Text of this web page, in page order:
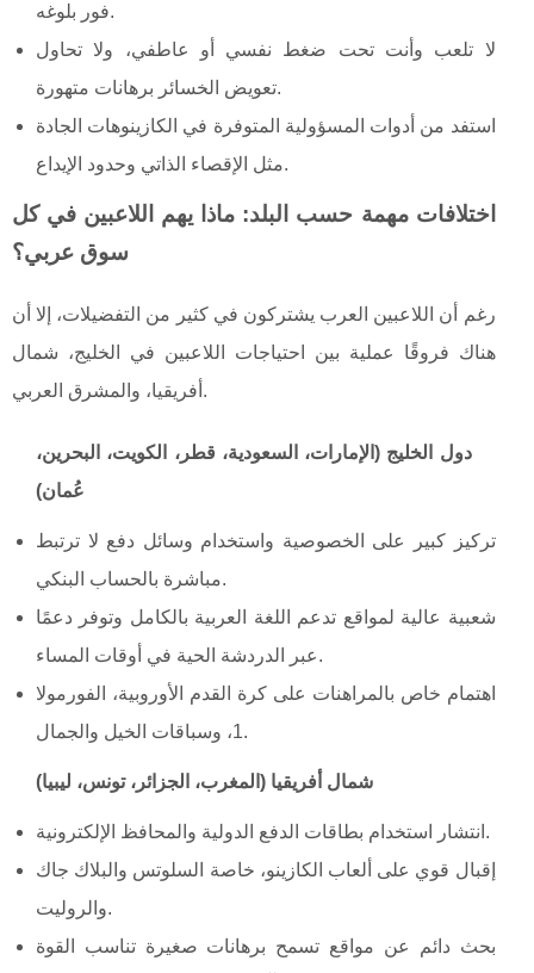
فور بلوغه.
لا تلعب وأنت تحت ضغط نفسي أو عاطفي، ولا تحاول
تعويض الخسائر برهانات متهورة.
استفد من أدوات المسؤولية المتوفرة في الكازينوهات الجادة
مثل الإقصاء الذاتي وحدود الإيداع.
اختلافات مهمة حسب البلد: ماذا يهم اللاعبين في كل
سوق عربي؟
رغم أن اللاعبين العرب يشتركون في كثير من التفضيلات، إلا أن
هناك فروقًا عملية بين احتياجات اللاعبين في الخليج، شمال
أفريقيا، والمشرق العربي.
دول الخليج (الإمارات، السعودية، قطر، الكويت، البحرين،
عُمان)
تركيز كبير على الخصوصية واستخدام وسائل دفع لا ترتبط
مباشرة بالحساب البنكي.
شعبية عالية لمواقع تدعم اللغة العربية بالكامل وتوفر دعمًا
عبر الدردشة الحية في أوقات المساء.
اهتمام خاص بالمراهنات على كرة القدم الأوروبية، الفورمولا
1، وسباقات الخيل والجمال.
شمال أفريقيا (المغرب، الجزائر، تونس، ليبيا)
انتشار استخدام بطاقات الدفع الدولية والمحافظ الإلكترونية.
إقبال قوي على ألعاب الكازينو، خاصة السلوتس والبلاك جاك
والروليت.
بحث دائم عن مواقع تسمح برهانات صغيرة تناسب القوة